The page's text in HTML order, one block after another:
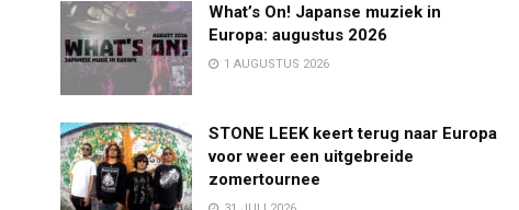
What’s On! Japanse muziek in
Europa: augustus 2026
1 AUGUSTUS 2026
STONE LEEK keert terug naar Europa
voor weer een uitgebreide
zomertournee